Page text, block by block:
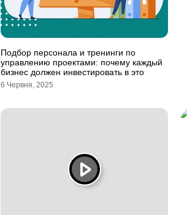
Подбор персонала и тренинги по
управлению проектами: почему каждый
бизнес должен инвестировать в это
6 Червня, 2025